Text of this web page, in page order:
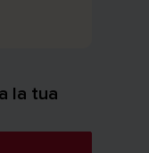
la tua